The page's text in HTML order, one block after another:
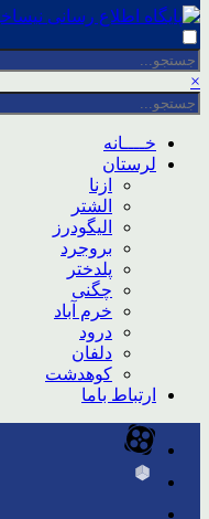
×
خــــانه
لرستان
ازنا
الشتر
الیگودرز
بروجرد
پلدختر
چگنی
خرم آباد
درود
دلفان
کوهدشت
ارتباط باما